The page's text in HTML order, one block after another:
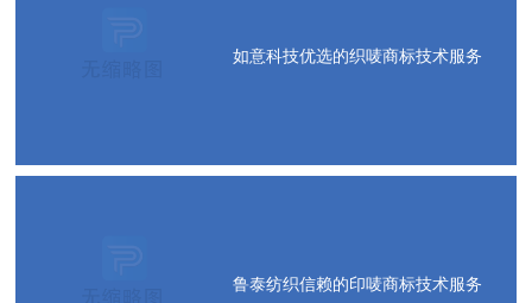
如意科技优选的织唛商标技术服务
鲁泰纺织信赖的印唛商标技术服务